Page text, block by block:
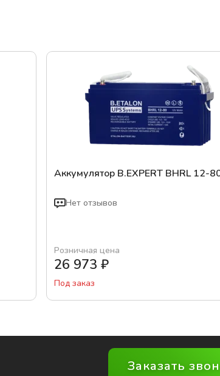
Аккумулятор B.EXPERT BHRL 12-
Нет отзывов
Розничная цена
26 973 ₽
Под заказ
Заказать